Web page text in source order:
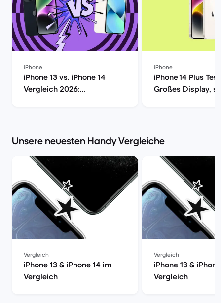
iPhone
iPhone 13 vs. iPhone 14
Vergleich 2026:
iPhone
iPhone 14 Plus
Großes Display,
Unsere neuesten Handy Vergleiche
Vergleich
iPhone 13 & iPhone 14 im
Vergleich
Vergleich
iPhone 13 &
Vergleich